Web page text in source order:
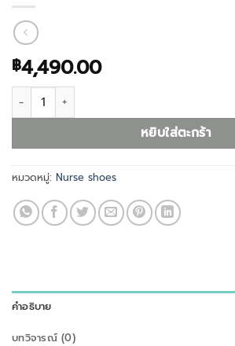
฿4,490.00
จำนวน Amman White ชิ้น
หยิบใส่ตะกร้า
หมวดหมู่: Nurse shoes
คำอธิบาย
บทวิจารณ์ (0)